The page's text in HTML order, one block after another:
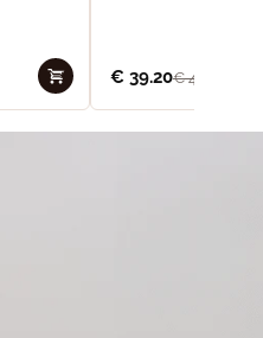
€ 39.20€49.00